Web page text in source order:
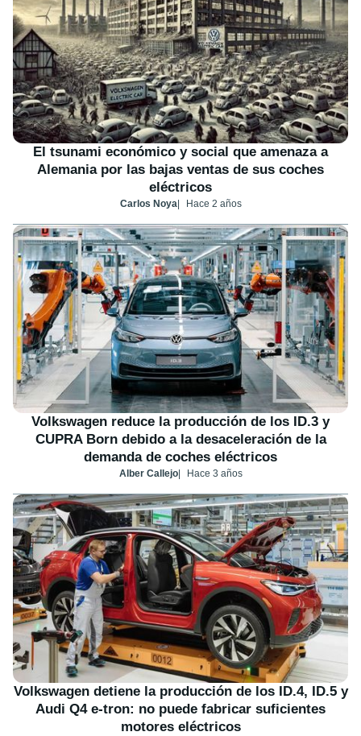
El tsunami económico y social que amenaza a
Alemania por las bajas ventas de sus coches
eléctricos
Carlos Noya Hace 2 años
Volkswagen reduce la producción de los ID.3 y
CUPRA Born debido a la desaceleración de la
demanda de coches eléctricos
Alber Callejo Hace 3 años
Volkswagen detiene la producción de los ID.4, ID.5 y
Audi Q4 e-tron: no puede fabricar suficientes
motores eléctricos